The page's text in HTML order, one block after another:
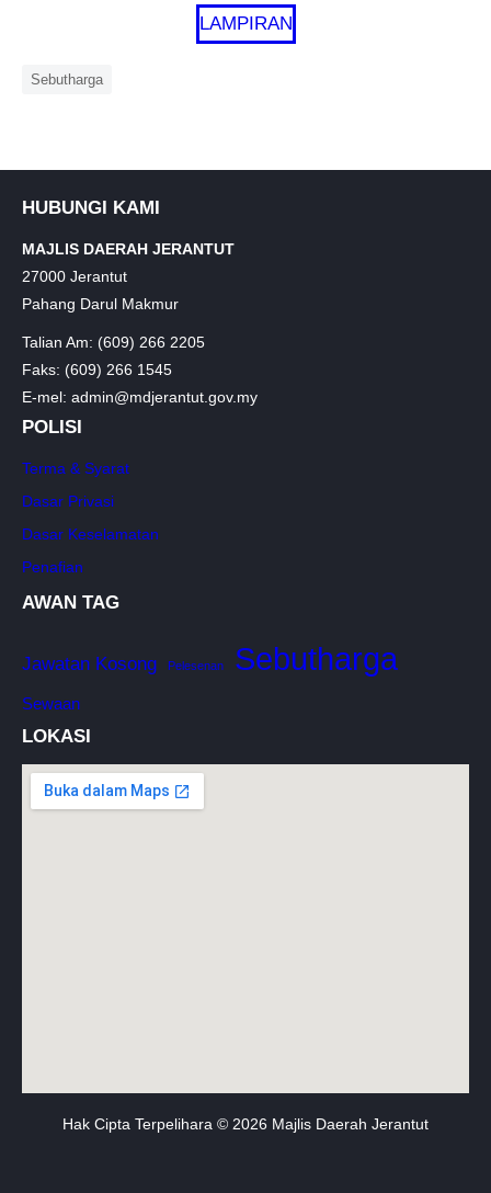
LAMPIRAN
Sebutharga
HUBUNGI KAMI
MAJLIS DAERAH JERANTUT
27000 Jerantut
Pahang Darul Makmur
Talian Am: (609) 266 2205
Faks: (609) 266 1545
E-mel: admin@mdjerantut.gov.my
POLISI
Terma & Syarat
Dasar Privasi
Dasar Keselamatan
Penafian
AWAN TAG
Jawatan Kosong Pelesenan Sebutharga
Sewaan
LOKASI
Hak Cipta Terpelihara © 2026 Majlis Daerah Jerantut